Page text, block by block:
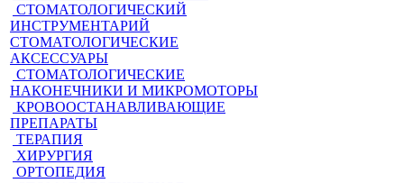
СТОМАТОЛОГИЧЕСКИЙ
ИНСТРУМЕНТАРИЙ
СТОМАТОЛОГИЧЕСКИЕ
АКСЕССУАРЫ
СТОМАТОЛОГИЧЕСКИЕ
НАКОНЕЧНИКИ И МИКРОМОТОРЫ
КРОВООСТАНАВЛИВАЮЩИЕ
ПРЕПАРАТЫ
ТЕРАПИЯ
ХИРУРГИЯ
ОРТОПЕДИЯ